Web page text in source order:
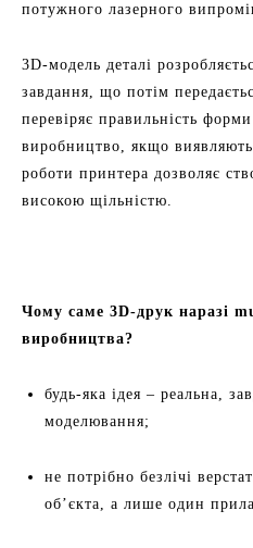
потужного лазерного
3D-модель деталі
завдання, що потім
перевіряє правильність
виробництво, якщо
роботи принтера дозволяє
високою щільністю.
Чому саме 3D-друк наразі
виробництва?
будь-яка ідея – реальна,
моделювання;
не потрібно безлічі
об’єкта, а лише один